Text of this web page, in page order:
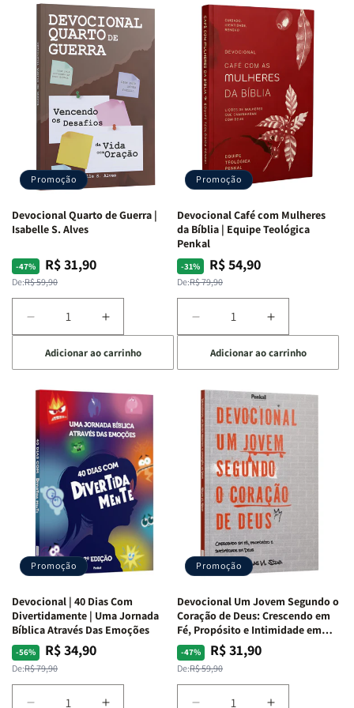
Promoção
Devocional Quarto de Guerra |
Isabelle S. Alves
-47%
Preço
normal
De:R$ 59,90
Preço
promocional
R$ 31,90
Diminuir
a
quantidade
de
Devocional
Quarto
de
Guerra
Isabelle
S.
Alves
Aumentar
a
quantidade
de
Devocional
Quarto
de
Guerra
|
Isabelle
S.
Alves
Adicionar ao carrinho
Promoção
Devocional Café com Mulheres
da Bíblia | Equipe Teológica
Penkal
-31%
Preço
normal
De:R$ 79,90
Preço
promocional
R$ 54,90
Diminuir
a
quantidade
de
Devocional
Café
com
Mulheres
da
Bíblia
Equipe
Teológica
Penkal
Aumentar
a
quantidade
de
Devocional
Café
com
Mulheres
da
Bíblia
|
Equipe
Teológica
Penkal
Adicionar ao carrinho
Promoção
Devocional | 40 Dias Com
Divertidamente | Uma Jornada
Bíblica Através Das Emoções
-56%
Preço
normal
De:R$ 79,90
Preço
promocional
R$ 34,90
Promoção
Devocional Um Jovem Segundo o
Coração de Deus: Crescendo em
Fé, Propósito e Intimidade em
Deus
-47%
Preço
normal
De:R$ 59,90
Preço
promocional
R$ 31,90